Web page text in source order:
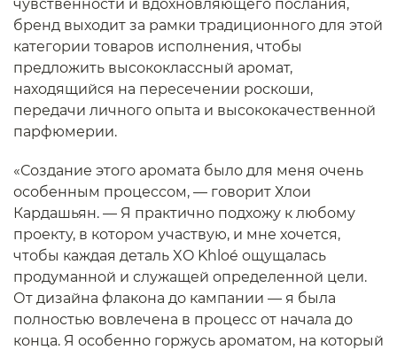
чувственности и вдохновляющего послания,
бренд выходит за рамки традиционного для этой
категории товаров исполнения, чтобы
предложить высококлассный аромат,
находящийся на пересечении роскоши,
передачи личного опыта и высококачественной
парфюмерии.
«Создание этого аромата было для меня очень
особенным процессом, — говорит Хлои
Кардашьян. — Я практично подхожу к любому
проекту, в котором участвую, и мне хочется,
чтобы каждая деталь XO Khloé ощущалась
продуманной и служащей определенной цели.
От дизайна флакона до кампании — я была
полностью вовлечена в процесс от начала до
конца. Я особенно горжусь ароматом, на который